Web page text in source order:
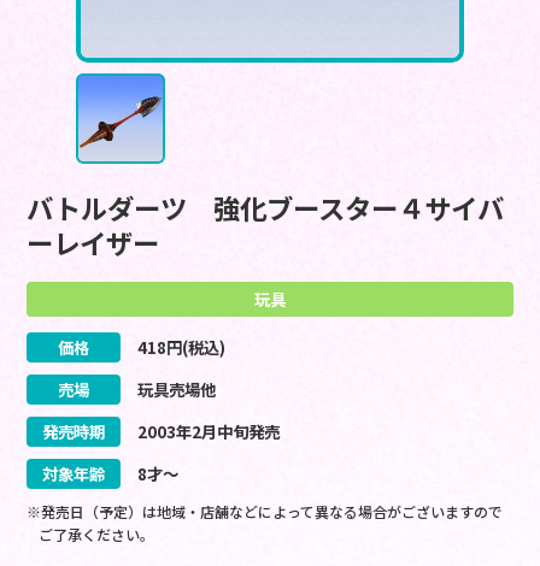
バトルダーツ 強化ブースター４サイバ
ーレイザー
玩具
価格 418円(税込)
売場
玩具売場他
発売時期
2003年2月中旬発売
対象年齢
8才～
※発売日（予定）は地域・店舗などによって異なる場合がございますので
ご了承ください。